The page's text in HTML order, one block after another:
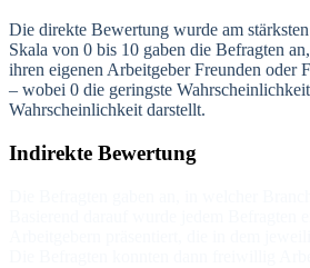
Die direkte Bewertung wurde am
Skala von 0 bis 10 gaben die Befragten
ihren eigenen Arbeitgeber Freunden oder
– wobei 0 die geringste
Wahrscheinlichkeit darstellt.
Indirekte Bewertung